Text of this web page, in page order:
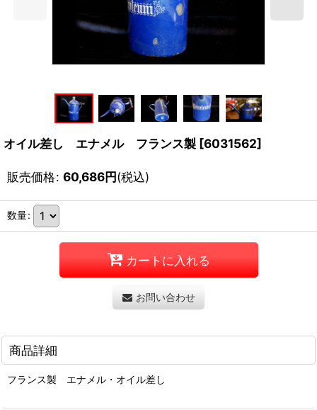
オイル差し エナメル フランス製 [6031562]
販売価格: 60,686円(税込)
数量:
カートに入れる
お問い合わせ
商品詳細
フランス製 エナメル・オイル差し